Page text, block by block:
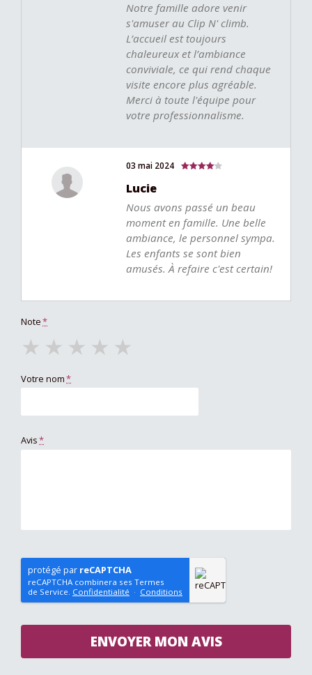
Notre famille adore venir
s'amuser au Clip N' climb.
L’accueil est toujours
chaleureux et l’ambiance
conviviale, ce qui rend chaque
visite encore plus agréable.
Merci à toute l'équipe pour
votre professionnalisme.
03 mai 2024
Lucie
Nous avons passé un beau
moment en famille. Une belle
ambiance, le personnel sympa.
Les enfants se sont bien
amusés. À refaire c'est certain!
Note*
★ ★ ★ ★ ★
Votre nom*
Avis*
protégé par reCAPTCHA
reCAPTCHA combinera ses Termes
de Service. Confidentialité · Conditions